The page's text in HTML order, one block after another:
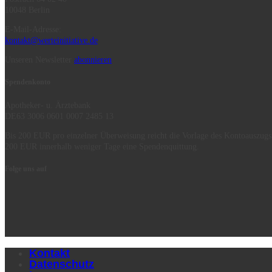
kontakt@werteinitiative.de
abonnieren
Kontakt
Datenschutz